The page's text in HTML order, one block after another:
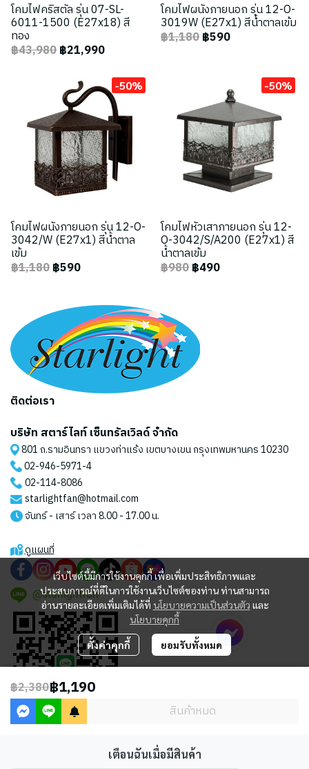
โคมไฟคริสตัล รุ่น 07-SL-
6011-1500 (E27x18) สี
ทอง
฿43,980฿21,990
โคมไฟผนังภายนอก รุ่น 12-O-
3019W (E27x1) สีน้ำตาลเข้ม
฿1,180฿590
-50%
โคมไฟผนังภายนอก รุ่น 12-O-
3042/W (E27x1) สีน้ำตาล
เข้ม
฿1,180฿590
-50%
โคมไฟหัวเสาภายนอก รุ่น 12-
O-3042/S/A200 (E27x1) สี
น้ำตาลเข้ม
฿980฿490
฿2,380฿1,190
สินค้าหมด
เตือนฉันเมื่อมีสินค้า
เว็บไซต์นี้มีการใช้งานคุกกี้ เพื่อเพิ่มประสิทธิภาพและ
ประสบการณ์ที่ดีในการใช้งานเว็บไซต์ของท่าน ท่านสามารถ
อ่านรายละเอียดเพิ่มเติมได้ที่ นโยบายความเป็นส่วนตัว และ
นโยบายคุกกี้
ตั้งค่าคุกกี้ ยอมรับทั้งหมด
ติดต่อเรา
บริษัท สตาร์ไลท์ เซ็นทรัลเวิลด์ จำกัด
801 ถ.รามอินทรา แขวงท่าแร้ง เขตบางเขน กรุงเทพมหานคร 10230
02-946-5971-4
02-114-8086
starlightfan@hotmail.com
จันทร์ - เสาร์ เวลา 8.00 - 17.00 น.
ดูแผนที่
@starlightfan